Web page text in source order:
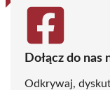
Dołącz do nas
Odkrywaj,